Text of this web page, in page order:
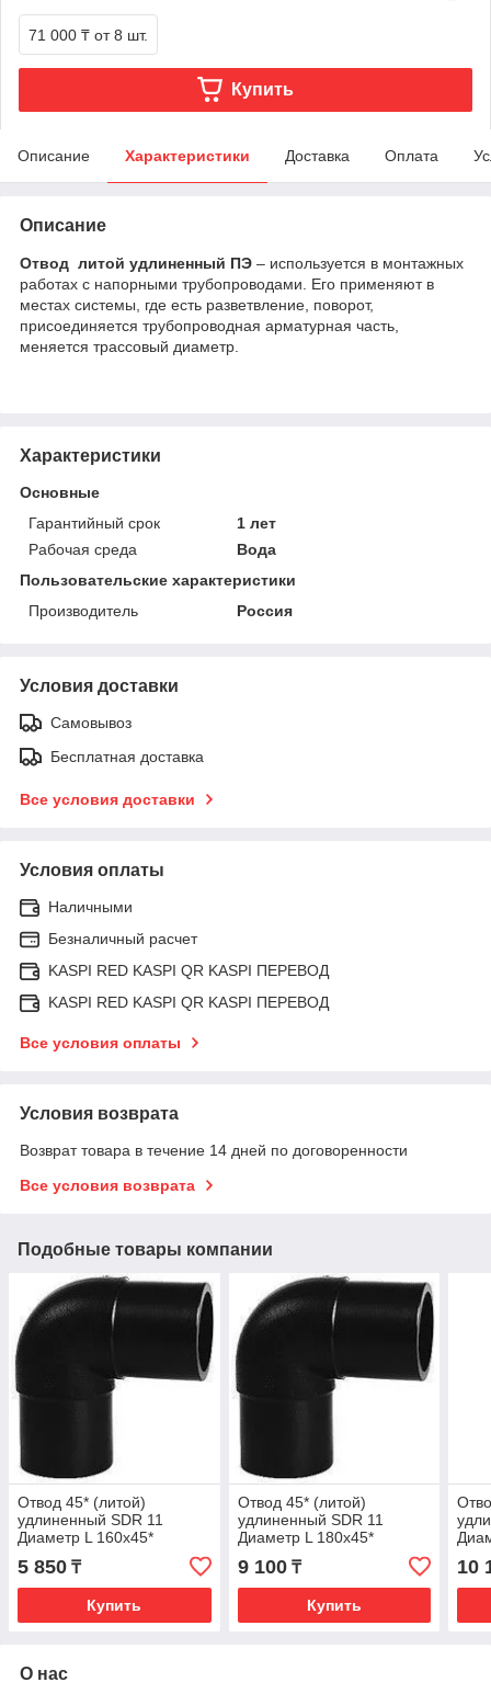
71 000 ₸ от 8 шт.
Купить
Описание Характеристики Доставка Оплата
Описание
Отвод литой удлиненный ПЭ – используется в монтажных
работах с напорными трубопроводами. Его применяют в
местах системы, где есть разветвление, поворот,
присоединяется трубопроводная арматурная часть,
меняется трассовый диаметр.
Характеристики
Основные
Гарантийный срок
1 лет
Рабочая среда
Вода
Пользовательские характеристики
Производитель
Россия
Условия доставки
Самовывоз
Бесплатная доставка
Все условия доставки
Условия оплаты
Наличными
Безналичный расчет
KASPI RED KASPI QR KASPI ПЕРЕВОД
KASPI RED KASPI QR KASPI ПЕРЕВОД
Все условия оплаты
Условия возврата
Возврат товара в течение 14 дней по договоренности
Все условия возврата
Подобные товары компании
Отвод 45* (литой)
удлиненный SDR 11
Диаметр L 160х45*
5 850 ₸
Купить
Отвод 45* (литой)
удлиненный SDR 11
Диаметр L 180х45*
9 100₸
Купить
10
О нас